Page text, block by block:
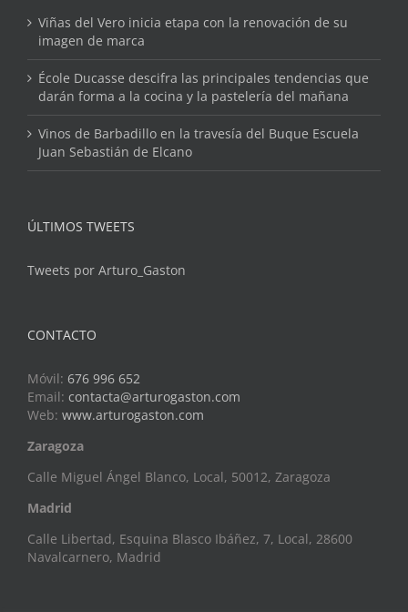
Viñas del Vero inicia etapa con la renovación de su
imagen de marca
École Ducasse descifra las principales tendencias que
darán forma a la cocina y la pastelería del mañana
Vinos de Barbadillo en la travesía del Buque Escuela
Juan Sebastián de Elcano
ÚLTIMOS TWEETS
Tweets por Arturo_Gaston
CONTACTO
Móvil: 676 996 652
Email: contacta@arturogaston.com
Web: www.arturogaston.com
Zaragoza
Calle Miguel Ángel Blanco, Local, 50012, Zaragoza
Madrid
Calle Libertad, Esquina Blasco Ibáñez, 7, Local, 28600
Navalcarnero, Madrid